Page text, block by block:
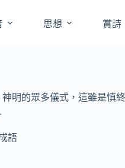
思想 賞詩
明的眾多儀式，這雖是
語